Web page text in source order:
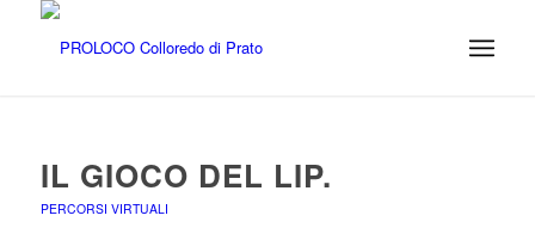
IL GIOCO DEL LIP.
PERCORSI VIRTUALI